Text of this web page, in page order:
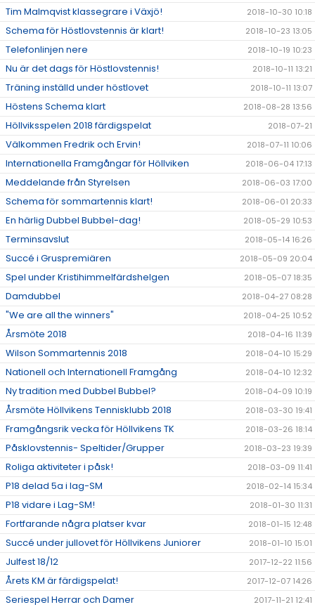
Tim Malmqvist klassegrare i Växjö! 2018-10-30 10:18
Schema för Höstlovstennis är klart! 2018-10-23 13:05
Telefonlinjen nere 2018-10-19 10:23
Nu är det dags för Höstlovstennis! 2018-10-11 13:21
Träning inställd under höstlovet 2018-10-11 13:07
Höstens Schema klart 2018-08-28 13:56
Höllviksspelen 2018 färdigspelat 2018-07-21
Välkommen Fredrik och Ervin! 2018-07-11 10:06
Internationella Framgångar för Höllviken 2018-06-04 17:13
Meddelande från Styrelsen 2018-06-03 17:00
Schema för sommartennis klart! 2018-06-01 20:33
En härlig Dubbel Bubbel-dag! 2018-05-29 10:53
Terminsavslut 2018-05-14 16:26
Succé i Gruspremiären 2018-05-09 20:04
Spel under Kristihimmelfärdshelgen 2018-05-07 18:35
Damdubbel 2018-04-27 08:28
"We are all the winners" 2018-04-25 10:52
Årsmöte 2018 2018-04-16 11:39
Wilson Sommartennis 2018 2018-04-10 15:29
Nationell och Internationell Framgång 2018-04-10 12:32
Ny tradition med Dubbel Bubbel? 2018-04-09 10:19
Årsmöte Höllvikens Tennisklubb 2018 2018-03-30 19:41
Framgångsrik vecka för Höllvikens TK 2018-03-26 18:14
Påsklovstennis- Speltider/Grupper 2018-03-23 19:39
Roliga aktiviteter i påsk! 2018-03-09 11:41
P18 delad 5a i lag-SM 2018-02-14 15:34
P18 vidare i Lag-SM! 2018-01-30 11:31
Fortfarande några platser kvar 2018-01-15 12:48
Succé under jullovet för Höllvikens Juniorer 2018-01-10 15:01
Julfest 18/12 2017-12-22 11:56
Årets KM är färdigspelat! 2017-12-07 14:26
Seriespel Herrar och Damer 2017-11-21 12:41